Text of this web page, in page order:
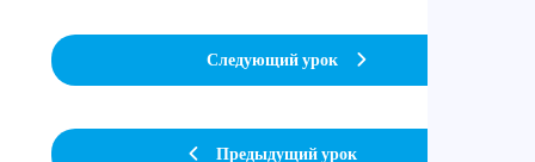
Предыдущий урок
Следующий урок